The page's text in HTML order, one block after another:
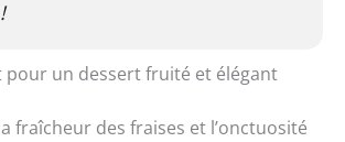
pour un dessert fruité et élégant
fraîcheur des fraises et l’onctuosité